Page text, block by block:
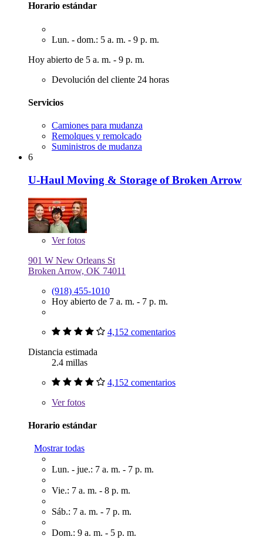
Horario estándar
Lun. - dom.: 5 a. m. - 9 p. m.
Hoy abierto de 5 a. m. - 9 p. m.
Devolución del cliente 24 horas
Servicios
Camiones para mudanza
Remolques y remolcado
Suministros de mudanza
6
U-Haul Moving & Storage of Broken Arrow
Verfotos
901 W New Orleans St
Broken Arrow, OK 74011
(918) 455-1010
Hoy abierto de 7 a. m. - 7 p. m.
4,152 comentarios
Distancia estimada
2.4 millas
4,152 comentarios
Verfotos
Horario estándar
Mostrar todas
Lun. - jue.: 7 a. m. - 7 p. m.
Vie.: 7 a. m. - 8 p. m.
Sáb.: 7 a. m. - 7 p. m.
Dom.: 9 a. m. - 5 p. m.